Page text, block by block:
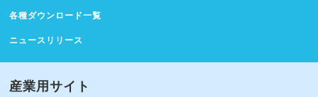
各種ダウンロード一覧
ニュースリリース
産業用サイト